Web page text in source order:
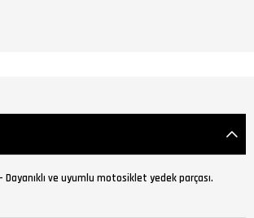
Dayanıklı ve uyumlu motosiklet yedek parçası.